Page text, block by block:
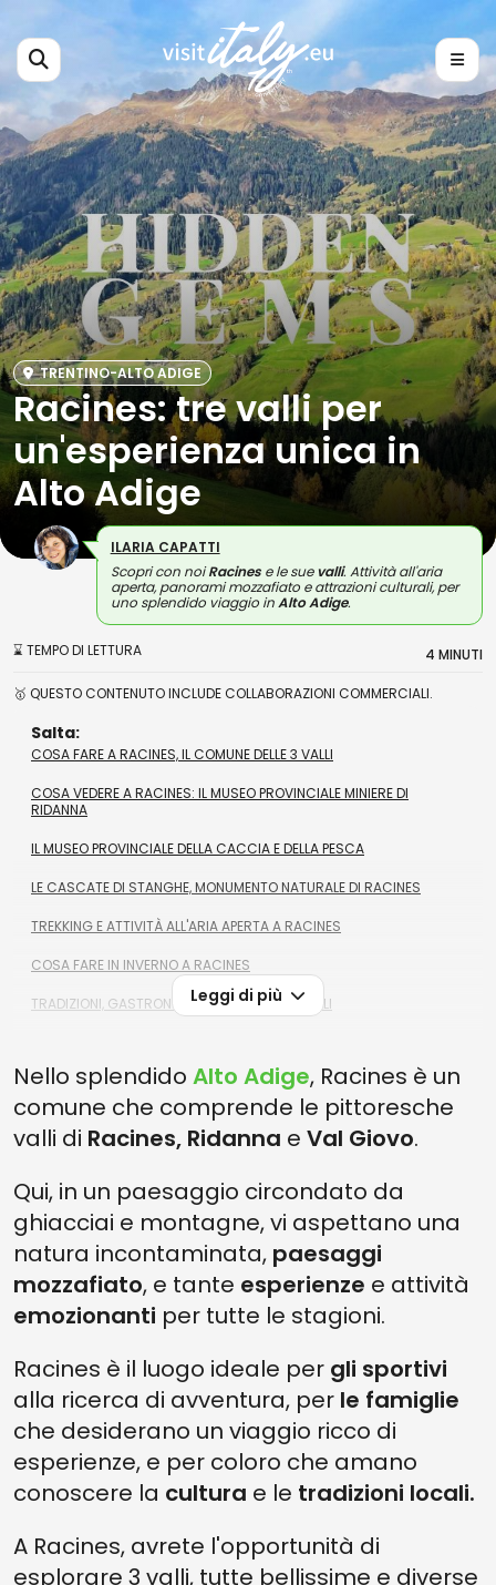
TRENTINO-ALTO ADIGE
Racines: tre valli per
un'esperienza unica in
Alto Adige
ILARIA CAPATTI
Scopri con noiRacinese le suevalli. Attività all'aria
aperta, panorami mozzafiato e attrazioni culturali, per
uno splendido viaggio inAlto Adige.
⌛ TEMPO DI LETTURA 4 MINUTI
🥇 QUESTO CONTENUTO INCLUDE COLLABORAZIONI COMMERCIALI.
Salta:
COSA FARE A RACINES, IL COMUNE DELLE 3 VALLI
COSA VEDERE A RACINES: IL MUSEO PROVINCIALE MINIERE DI
RIDANNA
IL MUSEO PROVINCIALE DELLA CACCIA E DELLA PESCA
LE CASCATE DI STANGHE, MONUMENTO NATURALE DI RACINES
TREKKING E ATTIVITÀ ALL'ARIA APERTA A RACINES
COSA FARE IN INVERNO A RACINES
TRADIZIONI, GASTRONOMIA E EVENTI CULTURALI
COSA VISITARE NEI DINTORNI DI RACINES
Leggi di più
Nello splendido Alto Adige, Racines è un
comune che comprende le pittoresche
valli di Racines, Ridanna e Val Giovo.
Qui, in un paesaggio circondato da
ghiacciai e montagne, vi aspettano una
natura incontaminata, paesaggi
mozzafiato, e tante esperienze e attività
emozionanti per tutte le stagioni.
Racines è il luogo ideale per gli sportivi
alla ricerca di avventura, per le famiglie
che desiderano un viaggio ricco di
esperienze, e per coloro che amano
conoscere la cultura e le tradizioni locali.
A Racines, avrete l'opportunità di
esplorare 3 valli, tutte bellissime e diverse